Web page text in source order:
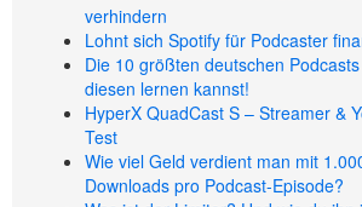
verhindern
Lohnt sich Spotify für Podcaster
Die 10 größten deutschen
diesen lernen kannst!
HyperX QuadCast S – Streamer &
Test
Wie viel Geld verdient man mit
Downloads pro Podcast-Episode?